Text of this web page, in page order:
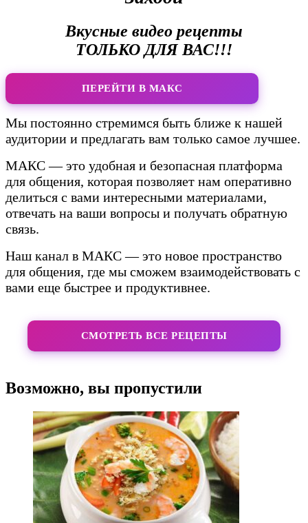
Вкусные видео рецепты
ТОЛЬКО ДЛЯ ВАС!!!
ПЕРЕЙТИ В МАКС
Мы постоянно стремимся быть ближе к нашей
аудитории и предлагать вам только самое лучшее.
МАКС — это удобная и безопасная платформа
для общения, которая позволяет нам оперативно
делиться с вами интересными материалами,
отвечать на ваши вопросы и получать обратную
связь.
Наш канал в МАКС — это новое пространство
для общения, где мы сможем взаимодействовать с
вами еще быстрее и продуктивнее.
СМОТРЕТЬ ВСЕ РЕЦЕПТЫ
Возможно, вы пропустили